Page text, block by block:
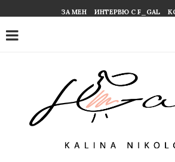
ЗА МЕН ИНТЕРВЮ С F_GAL